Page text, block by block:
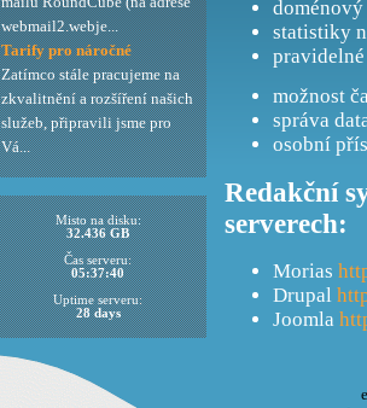
doménový
statistiky
možnost
správa
osobní
Redakční
serverech:
Morias
Drupal
Joomla
webmail2.webje...
Tarify pro náročné
Zatímco stále pracujeme na
zkvalitnění a rozšíření našich
služeb, připravili jsme pro
Vá...
Misto na disku:
32.436 GB
Čas serveru:
05:37:40
Uptime serveru:
28 days